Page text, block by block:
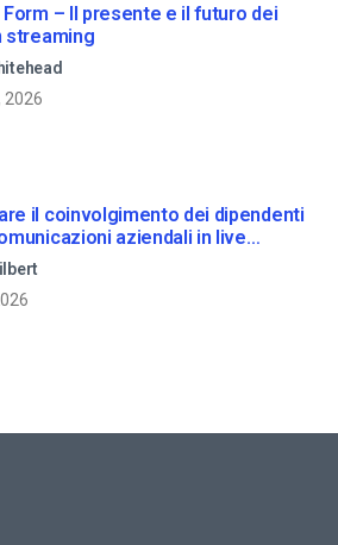
Form – Il presente e il futuro dei
streaming
2026
il coinvolgimento dei dipendenti
aziendali in live